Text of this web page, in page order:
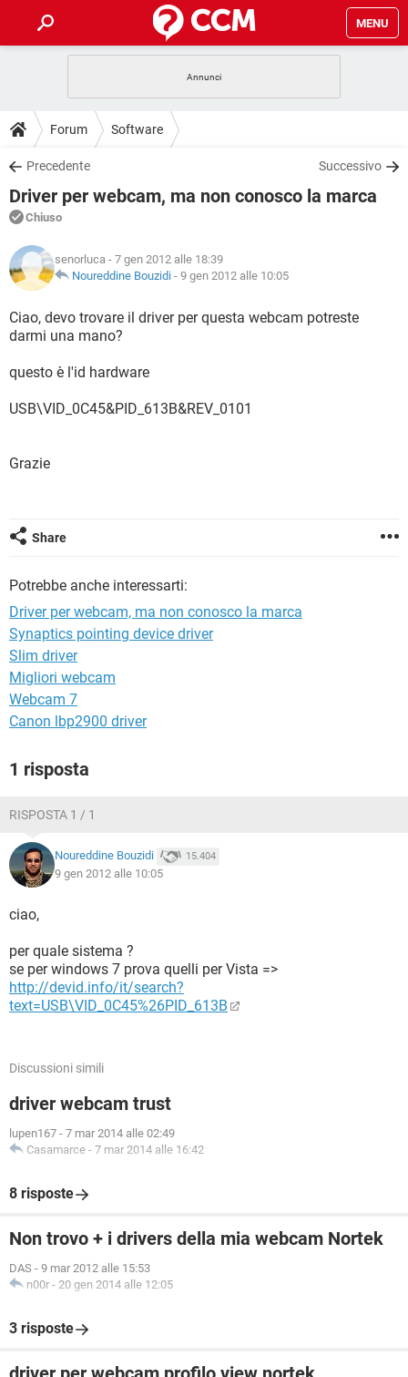
MENU
INTRATTENIMENTO
iOS
INSTAGRAM WHATSAPP
TIKTOK
HARDWARE
GUIDE
COVID-19
iOS
INSTAGRAM
TIKTOK FACEBOOK
DOWNLOAD
COVID-19 GAMING
INTRATTENIMENTO
iOS WINDOWS 10
INSTAGRAM
TIKTOK FACEBOOK
FORUM
COVID-19
INTRATTENIMENTO ANDROID
INSTAGRAM
TIKTOK
GLOSSARIO
COVID-19
INTRATTENIMENTO ANDROID
TIKTOK FACEBOOK
Forum Software
Precedente Successivo
Driver per webcam, ma non conosco la marca
Chiuso
senorluca - 7 gen 2012 alle 18:39
Noureddine Bouzidi - 9 gen 2012 alle 10:05
Ciao, devo trovare il driver per questa webcam potreste
darmi una mano?
questo è l'id hardware
USB\VID_0C45&PID_613B&REV_0101
Grazie
Share
Potrebbe anche interessarti:
Driver per webcam, ma non conosco la marca
Synaptics pointing device driver
Slim driver
Migliori webcam
Webcam 7
Canon lbp2900 driver
1 risposta
RISPOSTA 1 / 1
Noureddine Bouzidi 15.404
9 gen 2012 alle 10:05
ciao,
per quale sistema ?
se per windows 7 prova quelli per Vista =>
http://devid.info/it/search?
text=USB\VID_0C45%26PID_613B
Discussioni simili
driver webcam trust
lupen167 - 7 mar 2014 alle 02:49
Casamarce - 7 mar 2014 alle 16:42
8 risposte
Non trovo + i drivers della mia webcam Nortek
DAS - 9 mar 2012 alle 15:53
n00r - 20 gen 2014 alle 12:05
3 risposte